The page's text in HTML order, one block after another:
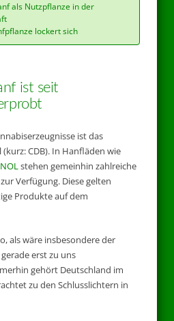
als Nutzpflanze in der
lockert sich
ist seit
ist das
CDB). In Hanfläden wie
stehen gemeinhin zahlreiche
Verfügung. Diese gelten
Produkte auf dem
als wäre insbesondere der
erst zu uns
gehört Deutschland im
zu den Schlusslichtern in